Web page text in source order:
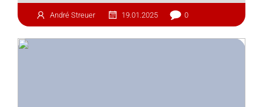
André Streuer 19.01.2025 0